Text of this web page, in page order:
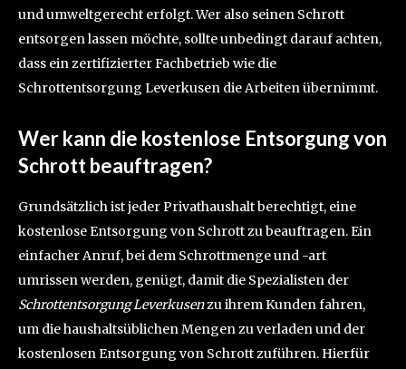
und umweltgerecht erfolgt. Wer also seinen Schrott
entsorgen lassen möchte, sollte unbedingt darauf achten,
dass ein zertifizierter Fachbetrieb wie die
Schrottentsorgung Leverkusen die Arbeiten übernimmt.
Wer kann die kostenlose Entsorgung von
Schrott beauftragen?
Grundsätzlich ist jeder Privathaushalt berechtigt, eine
kostenlose Entsorgung von Schrott zu beauftragen. Ein
einfacher Anruf, bei dem Schrottmenge und -art
umrissen werden, genügt, damit die Spezialisten der
Schrottentsorgung Leverkusenzu ihrem Kunden fahren,
um die haushaltsüblichen Mengen zu verladen und der
kostenlosen Entsorgung von Schrott zuführen. Hierfür